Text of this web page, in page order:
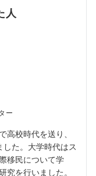
人
ー
高校時代を送り、
た。大学時代はス
移民について学
究を行いました。